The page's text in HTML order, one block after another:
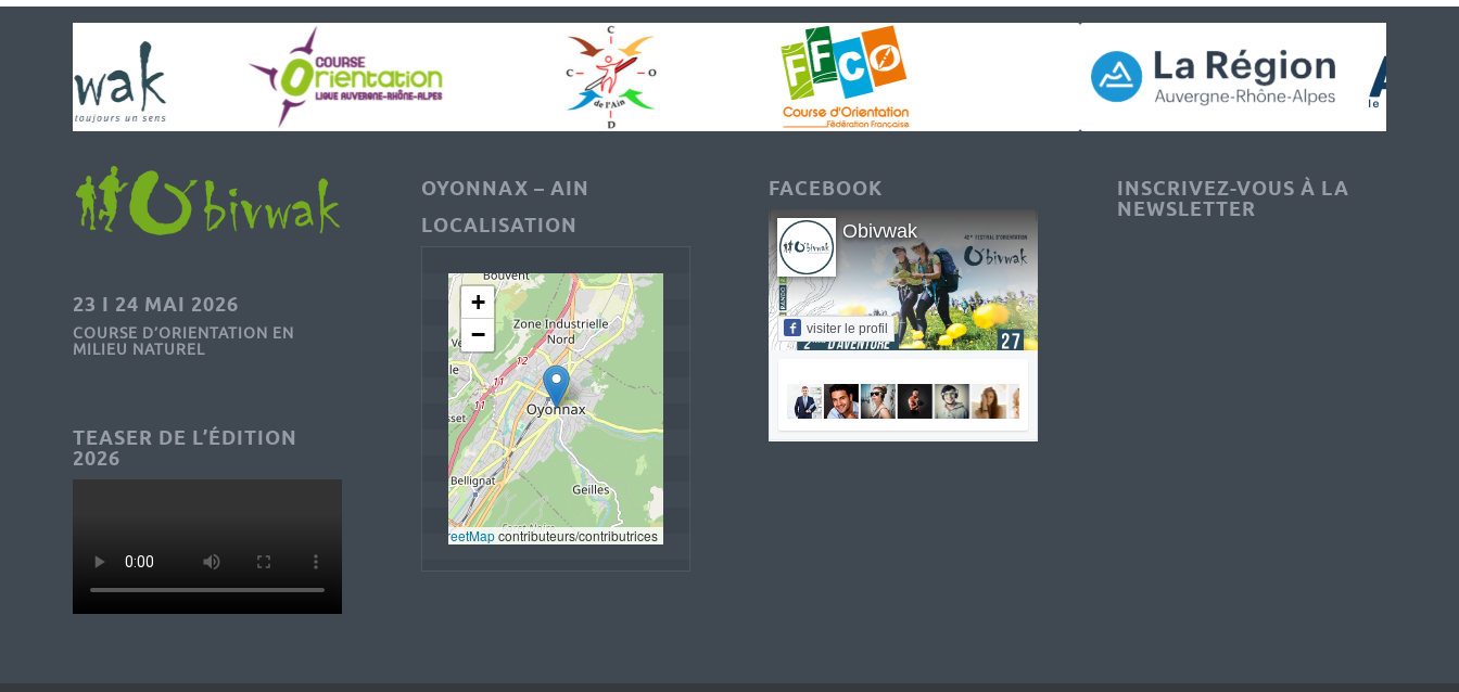
23 I 24 MAI 2026
COURSE D’ORIENTATION EN
MILIEU NATUREL
TEASER DE L’ÉDITION
2026
OYONNAX – AIN
LOCALISATION
+
−
OpenStreetMap contributeurs/contributrices
FACEBOOK
Obivwak
visiter le profil
INSCRIVEZ-VOUS À LA
NEWSLETTER